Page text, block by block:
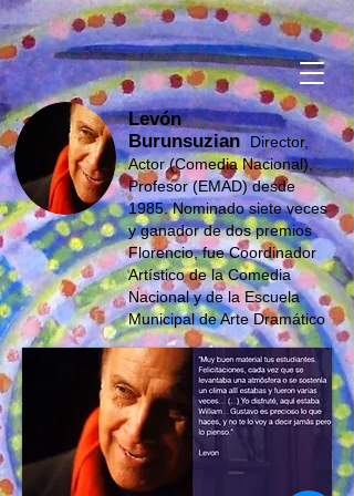
Levón
Burunsuzian Director,
Actor (Comedia Nacional),
Profesor (EMAD) desde
1985. Nominado siete veces
y ganador de dos premios
Florencio, fue Coordinador
Artístico de la Comedia
Nacional y de la Escuela
Municipal de Arte Dramático